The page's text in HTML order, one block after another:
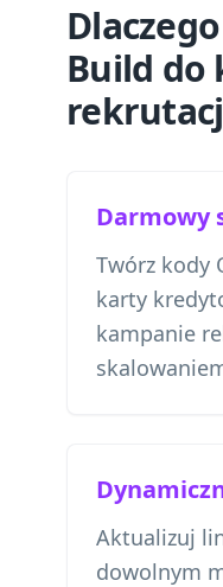
Build do
Darmowy
Twórz kody
karty
kampanie
Aktualizuj
dowolnym